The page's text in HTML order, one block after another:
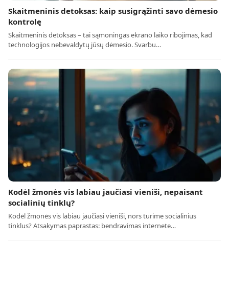
Skaitmeninis detoksas: kaip susigrąžinti savo dėmesio
kontrolę
Skaitmeninis detoksas – tai sąmoningas ekrano laiko ribojimas, kad
technologijos nebevaldytų jūsų dėmesio. Svarbu…
Kodėl žmonės vis labiau jaučiasi vieniši, nepaisant
socialinių tinklų?
Kodėl žmonės vis labiau jaučiasi vieniši, nors turime socialinius
tinklus? Atsakymas paprastas: bendravimas internete…